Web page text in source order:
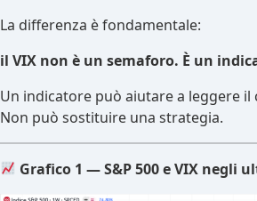
La differenza è fondamentale:
il VIX non è un semaforo. È un
Un indicatore può aiutare a leggere il
Non può sostituire una strategia.
Grafico 1 — S&P 500 e VIX negli